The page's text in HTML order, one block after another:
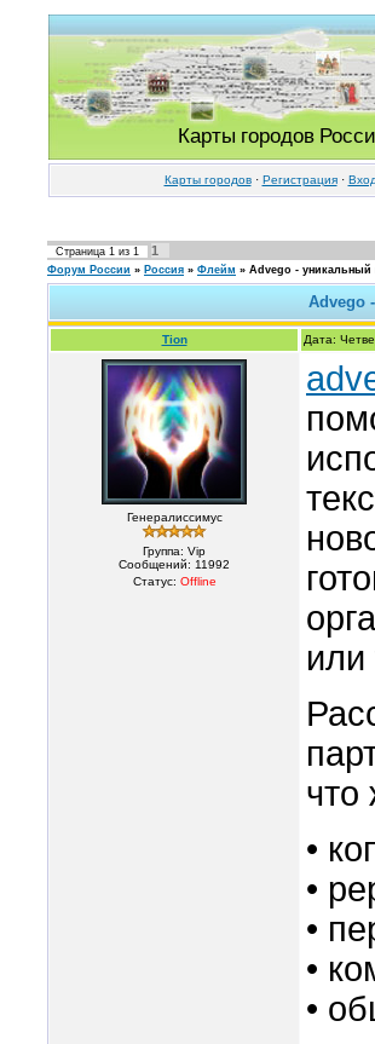
Карты городов
Карты городов· Регистрация· Вход
Страница 1 из 1 1
Форум России » Россия » Флейм » Advego - уникальный
Advego
Tion Дата:
Генералиссимус
Группа: Vip
Сообщений: 11992
Статус: Offline
или
что
•
•
•
•
•